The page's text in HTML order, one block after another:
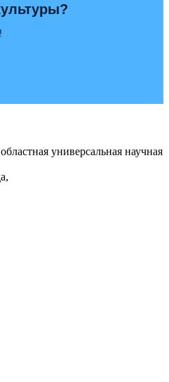
универсальная научная